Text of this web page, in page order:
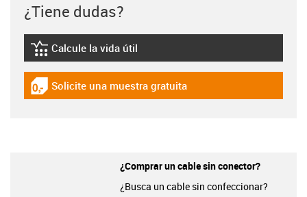
¿Tiene dudas?
igus-icon-lebensdauerrechner
Calcule la vida útil
igus-icon-gratismuster
Solicite una muestra gratuita
¿Comprar un cable sin conector?
¿Busca un cable sin confeccionar?